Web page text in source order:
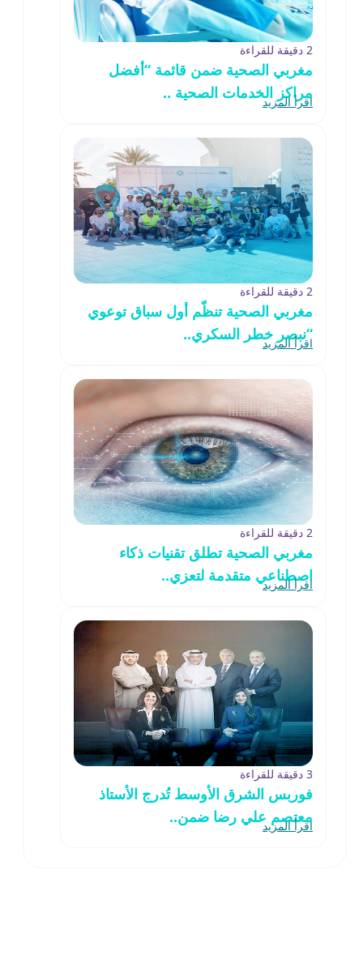
2 دقيقة للقراءة
مغربي الصحية ضمن قائمة “أفضل
مراكز الخدمات الصحية ..
اقرأ المزيد
2 دقيقة للقراءة
مغربي الصحية تنظّم أول سباق توعوي
“نبصر خطر السكري..
اقرأ المزيد
2 دقيقة للقراءة
مغربي الصحية تطلق تقنيات ذكاء
اصطناعي متقدمة لتعزي..
اقرأ المزيد
3 دقيقة للقراءة
فوربس الشرق الأوسط تُدرج الأستاذ
معتصم علي رضا ضمن..
اقرأ المزيد